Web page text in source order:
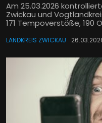
Am 25.03.2026
Zwickau und
171 Tempoverstöße, 190
LANDKREIS ZWICKAU